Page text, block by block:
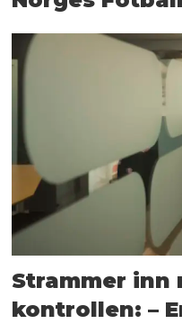
Strammer inn
kontrollen: –